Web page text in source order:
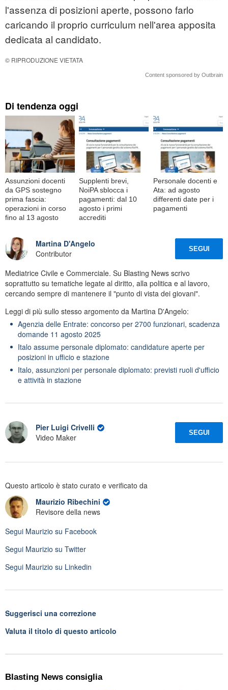
l'assenza di posizioni aperte, possono farlo
caricando il proprio curriculum nell'area apposita
dedicata al candidato.
© RIPRODUZIONE VIETATA
Content sponsored by Outbrain
Di tendenza oggi
Assunzioni docenti
da GPS sostegno
prima fascia:
operazioni in corso
fino al 13 agosto
Supplenti brevi,
NoiPA sblocca i
pagamenti: dal 10
agosto i primi
accrediti
Personale docenti e
Ata: ad agosto
differenti date per i
pagamenti
Martina D'Angelo
Contributor
SEGUI
Mediatrice Civile e Commerciale. Su Blasting News scrivo
soprattutto su tematiche legate al diritto, alla politica e al lavoro,
cercando sempre di mantenere il "punto di vista dei giovani".
Leggi di più sullo stesso argomento da Martina D'Angelo:
Agenzia delle Entrate: concorso per 2700 funzionari, scadenza
domande 11 agosto 2025
Italo assume personale diplomato: candidature aperte per
posizioni in ufficio e stazione
Italo, assunzioni per personale diplomato: previsti ruoli d'ufficio
e attività in stazione
Pier Luigi Crivelli
Video Maker
SEGUI
Questo articolo è stato curato e verificato da
Maurizio Ribechini
Revisore della news
Segui Maurizio su Facebook
Segui Maurizio su Twitter
Segui Maurizio su Linkedin
Suggerisci una correzione
Valuta il titolo di questo articolo
Blasting News consiglia